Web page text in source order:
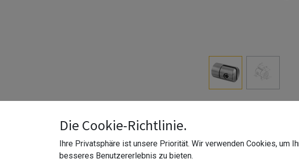
Die Cookie-Richtlinie.
Ihre Privatsphäre ist unsere Priorität. Wir verwenden Cookies, um
besseres Benutzererlebnis zu bieten.